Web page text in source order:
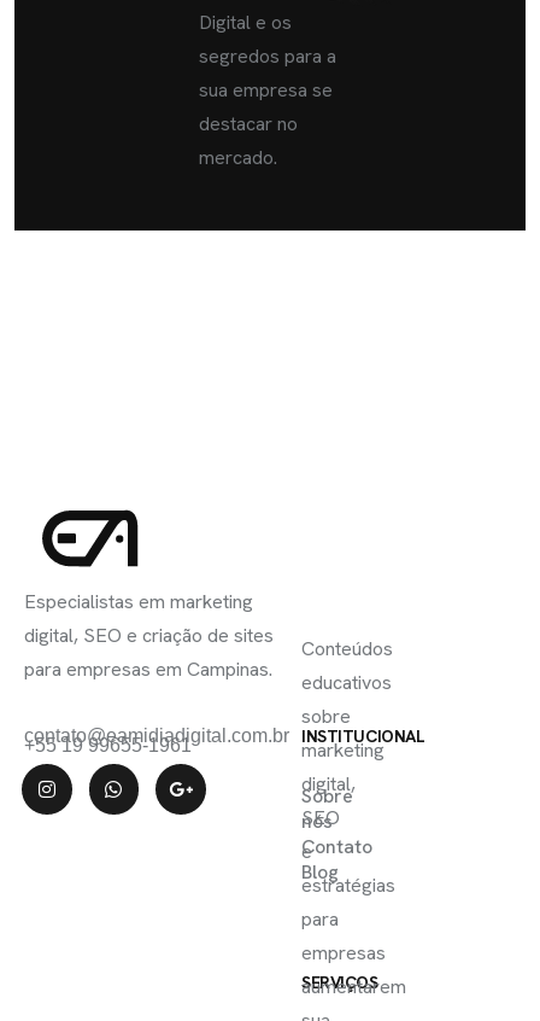
Digital e os
segredos para a
sua empresa se
destacar no
mercado.
Especialistas em marketing
digital, SEO e criação de sites
para empresas em Campinas.
contato@eamidiadigital.com.br
+55 19 99655-1961 INSTITUCIONAL
Sobre
nós
Contato
Blog
SERVIÇOS
Conteúdos
educativos
sobre
marketing
digital,
SEO
e
estratégias
para
empresas
aumentarem